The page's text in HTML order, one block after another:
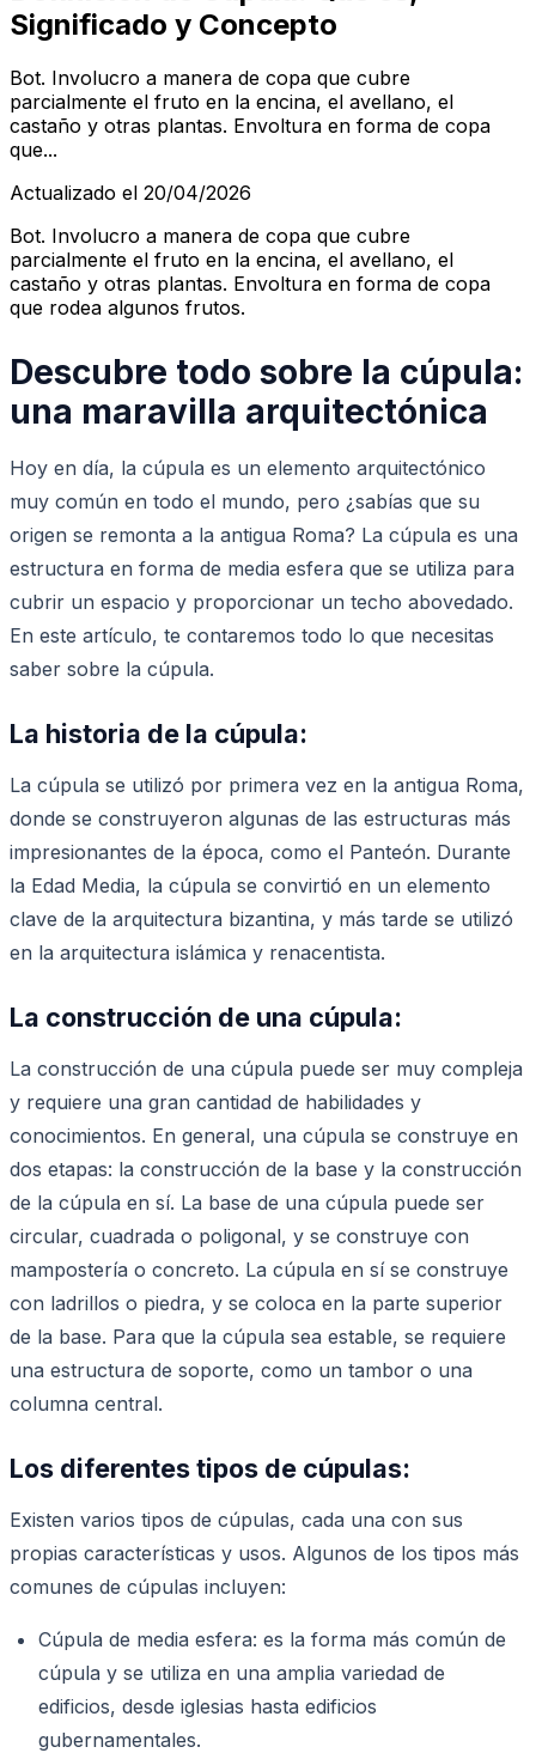
Significado y Concepto
Bot. Involucro a manera de copa que cubre
parcialmente el fruto en la encina, el avellano, el
castaño y otras plantas. Envoltura en forma de copa
que...
Actualizado el 20/04/2026
Bot. Involucro a manera de copa que cubre
parcialmente el fruto en la encina, el avellano, el
castaño y otras plantas. Envoltura en forma de copa
que rodea algunos frutos.
Descubre todo sobre la cúpula:
una maravilla arquitectónica
Hoy en día, la cúpula es un elemento arquitectónico
muy común en todo el mundo, pero ¿sabías que su
origen se remonta a la antigua Roma? La cúpula es una
estructura en forma de media esfera que se utiliza para
cubrir un espacio y proporcionar un techo abovedado.
En este artículo, te contaremos todo lo que necesitas
saber sobre la cúpula.
La historia de la cúpula:
La cúpula se utilizó por primera vez en la antigua Roma,
donde se construyeron algunas de las estructuras más
impresionantes de la época, como el Panteón. Durante
la Edad Media, la cúpula se convirtió en un elemento
clave de la arquitectura bizantina, y más tarde se utilizó
en la arquitectura islámica y renacentista.
La construcción de una cúpula:
La construcción de una cúpula puede ser muy compleja
y requiere una gran cantidad de habilidades y
conocimientos. En general, una cúpula se construye en
dos etapas: la construcción de la base y la construcción
de la cúpula en sí. La base de una cúpula puede ser
circular, cuadrada o poligonal, y se construye con
mampostería o concreto. La cúpula en sí se construye
con ladrillos o piedra, y se coloca en la parte superior
de la base. Para que la cúpula sea estable, se requiere
una estructura de soporte, como un tambor o una
columna central.
Los diferentes tipos de cúpulas:
Existen varios tipos de cúpulas, cada una con sus
propias características y usos. Algunos de los tipos más
comunes de cúpulas incluyen:
Cúpula de media esfera: es la forma más común de
cúpula y se utiliza en una amplia variedad de
edificios, desde iglesias hasta edificios
gubernamentales.